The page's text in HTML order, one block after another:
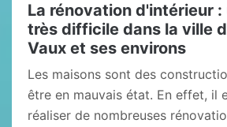
La rénovation d'intérieur
très difficile dans la ville
Vaux et ses environs
Les maisons sont des
être en mauvais état. En effet, il
réaliser de nombreuses